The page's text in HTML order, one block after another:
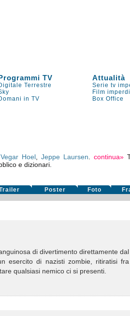
TV Attualità
Terrestre Serie tv
Film
in TV Box Office
Vegar Hoel, Jeppe Laursen .continua»
e dizionari.
Poster Foto
di divertimento direttamente
esercito di nazisti zombie, ritiratisi
qualsiasi nemico ci si presenti.